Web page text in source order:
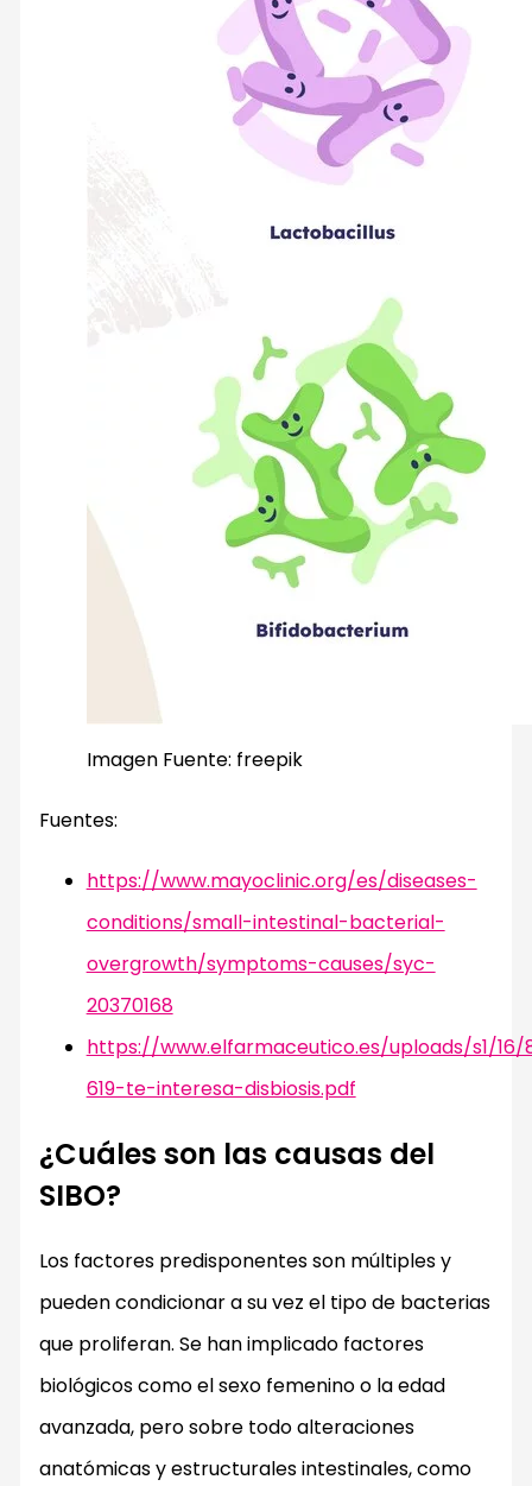
Imagen Fuente: freepik
Fuentes:
https://www.mayoclinic.org/es/diseases-
conditions/small-intestinal-bacterial-
overgrowth/symptoms-causes/syc-
20370168
https://www.elfarmaceutico.es/uploads/s1/
619-te-interesa-disbiosis.pdf
¿Cuáles son las causas del
SIBO?
Los factores predisponentes son múltiples y
pueden condicionar a su vez el tipo de bacterias
que proliferan. Se han implicado factores
biológicos como el sexo femenino o la edad
avanzada, pero sobre todo alteraciones
anatómicas y estructurales intestinales, como